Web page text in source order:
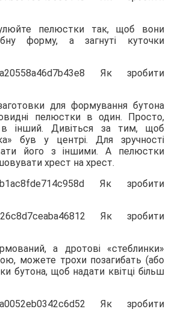
пелюстки так, щоб вони
форму, а загнуті куточки
для формування бутона
пелюстки в один. Просто,
в інший. Дивіться за тим, щоб
був у центрі. Для зручності
його з іншими. А пелюстки
хрест на хрест.
а дротові «стеблинки»
можете трохи позагибать (або
бутона, щоб надати квітці більш